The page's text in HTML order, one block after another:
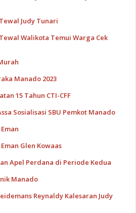
Judy Tunari
Walikota Temui Warga Cek
Manado 2023
15 Tahun CTI-CFF
Sosialisasi SBU Pemkot Manado
Glen Kowaas
Apel Perdana di Periode Kedua
Manado
Reynaldy Kalesaran Judy